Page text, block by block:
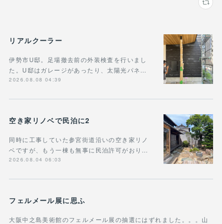
リアルクーラー
伊勢市U邸。足場撤去前の外装検査を行いまし
た。U邸はガレージがあったり、太陽光パネ…
2026.08.08 04:39
空き家リノベで民泊に2
同時に工事していた参宮街道沿いの空き家リノ
ベですが、もう一棟も無事に民泊許可がおり…
2026.08.04 06:03
フェルメール展に思ふ
大阪中之島美術館のフェルメール展の抽選にはずれました。。。山